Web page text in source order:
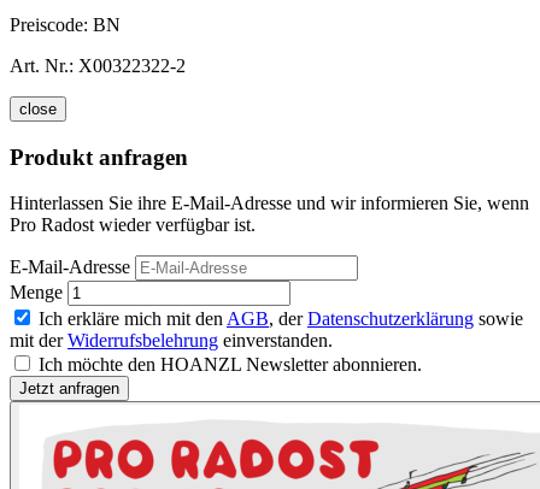
Preiscode: BN
Art. Nr.: X00322322-2
close
Produkt anfragen
Hinterlassen Sie ihre E-Mail-Adresse und wir informieren Sie, wenn
Pro Radost wieder verfügbar ist.
E-Mail-Adresse
Menge
Ich erkläre mich mit den AGB, derDatenschutzerklärung sowie
mit derWiderrufsbelehrung einverstanden.
Ich möchte den HOANZL Newsletter abonnieren.